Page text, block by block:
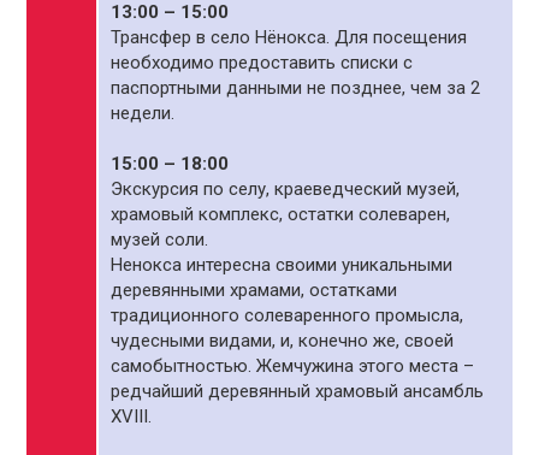
13:00 – 15:00
Трансфер в село Нёнокса. Для посещения
необходимо предоставить списки с
паспортными данными не позднее, чем за 2
недели.
15:00 – 18:00
Экскурсия по селу, краеведческий музей,
храмовый комплекс, остатки солеварен,
музей соли.
Ненокса интересна своими уникальными
деревянными храмами, остатками
традиционного солеваренного промысла,
чудесными видами, и, конечно же, своей
самобытностью. Жемчужина этого места –
редчайший деревянный храмовый ансамбль
XVIII.